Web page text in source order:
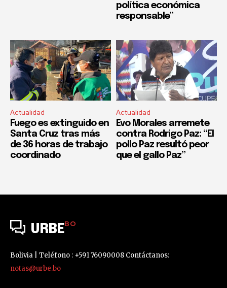
política económica
responsable”
Actualidad
Fuego es extinguido en
Santa Cruz tras más
de 36 horas de trabajo
coordinado
Actualidad
Evo Morales arremete
contra Rodrigo Paz: “El
pollo Paz resultó peor
que el gallo Paz”
URBEBO
Bolivia | Teléfono : +591 76090008 Contáctanos:
notas@urbe.bo